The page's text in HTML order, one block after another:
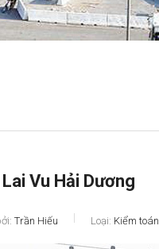
Vu Hải Dương
Trần Hiếu Loại: Kiểm toán